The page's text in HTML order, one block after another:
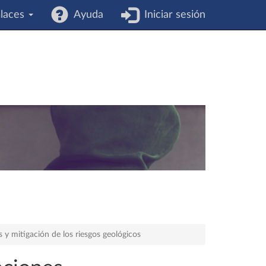
Ayuda Iniciar sesión
y mitigación de los riesgos geológicos